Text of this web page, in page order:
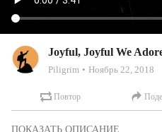
Joyful, Joyful We
Piligrim Ноябрь 22, 2018
Повтор